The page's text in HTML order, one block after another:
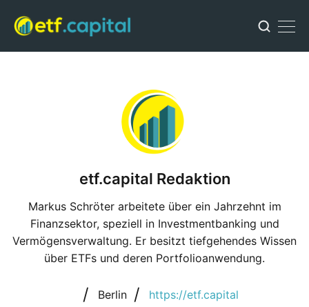
etf.capital Redaktion
Markus Schröter arbeitete über ein Jahrzehnt im
Finanzsektor, speziell in Investmentbanking und
Vermögensverwaltung. Er besitzt tiefgehendes Wissen
über ETFs und deren Portfolioanwendung.
/ Berlin / https://etf.capital